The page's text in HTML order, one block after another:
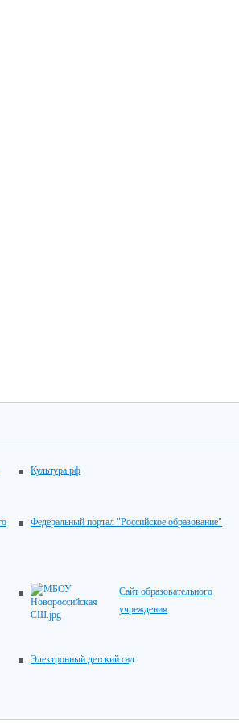
Культура.рф
Федеральный портал "Российское образование"
Сайт образовательного
учреждения
Электронный детский сад